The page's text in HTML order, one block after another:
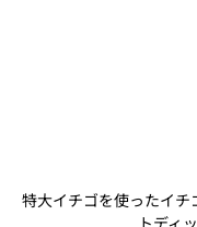
特大イチゴを使ったイチ
トディ